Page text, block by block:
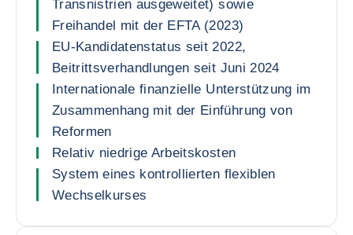
Transnistrien ausgeweitet) sowie
Freihandel mit der EFTA (2023)
EU-Kandidatenstatus seit 2022,
Beitrittsverhandlungen seit Juni 2024
Internationale finanzielle Unterstützung im
Zusammenhang mit der Einführung von
Reformen
Relativ niedrige Arbeitskosten
System eines kontrollierten flexiblen
Wechselkurses